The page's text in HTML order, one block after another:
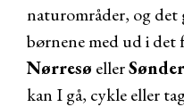
naturområder, og det
børnene med ud i
Nørresø eller
kan I gå, cykle eller